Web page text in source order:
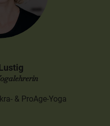
& ProAge-Yoga